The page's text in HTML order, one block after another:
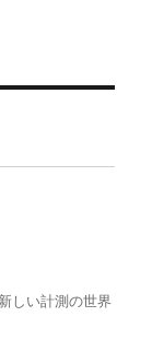
しい計測の世界